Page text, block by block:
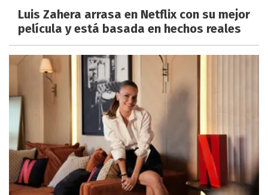
Luis Zahera arrasa en Netflix con su mejor
película y está basada en hechos reales